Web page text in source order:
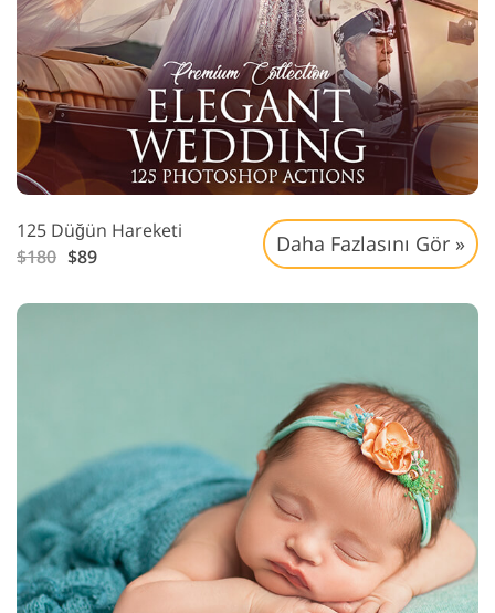
125 Düğün Hareketi
$180 $89
Daha Fazlasını Gör »